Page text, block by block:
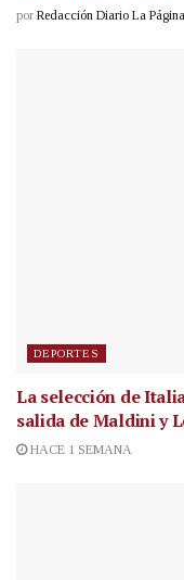
por Redacción Diario La Página
DEPORTES
La selección de
salida de Maldini y
HACE 1 SEMANA